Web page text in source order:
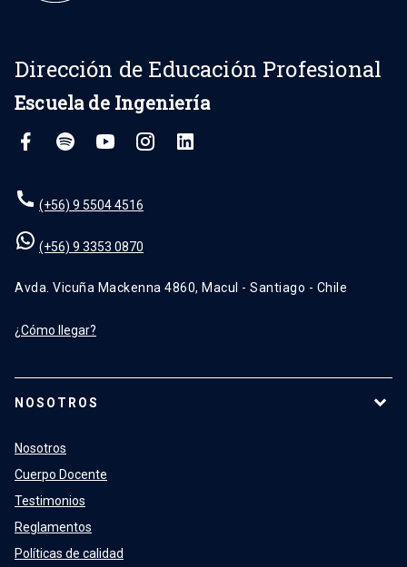
Dirección de Educación Profesional
Escuela de Ingeniería
(+56) 9 5504 4516
(+56) 9 3353 0870
Avda. Vicuña Mackenna 4860, Macul - Santiago - Chile
¿Cómo llegar?
NOSOTROS
Nosotros
Cuerpo Docente
Testimonios
Reglamentos
Políticas de calidad